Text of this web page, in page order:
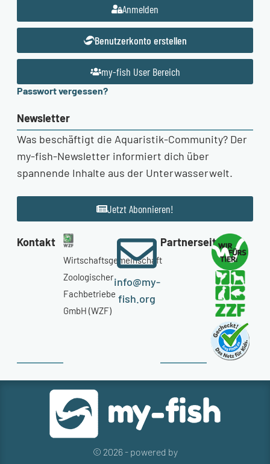
Anmelden
Benutzerkonto erstellen
my-fish User Bereich
Passwort vergessen?
Newsletter
Was beschäftigt die Aquaristik-Community? Der
my-fish-Newsletter informiert dich über
spannende Inhalte aus der Unterwasserwelt.
Jetzt Abonnieren!
Kontakt
Wirtschaftsgemeinschaft
Zoologischer
Fachbetriebe
GmbH (WZF)
info@my-
fish.org
Partnerseiten
© 2026 - powered by